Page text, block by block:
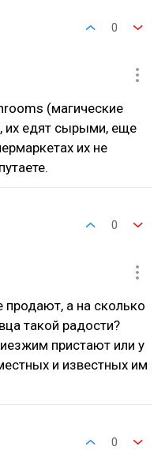
0
(магические
их едят сырыми, еще
их не
0
продают, а на сколько
такой радости?
пристают или у
и известных им
0